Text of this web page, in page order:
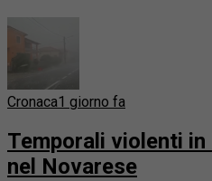
Cronaca1 giorno fa
Temporali violenti
nel Novarese